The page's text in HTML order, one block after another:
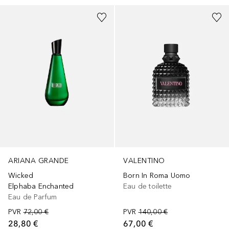
ARIANA GRANDE
Wicked
Elphaba Enchanted
Eau de Parfum
PVR 72,00 €
28,80 €
VALENTINO
Born In Roma Uomo
Eau de toilette
PVR 140,00 €
67,00 €